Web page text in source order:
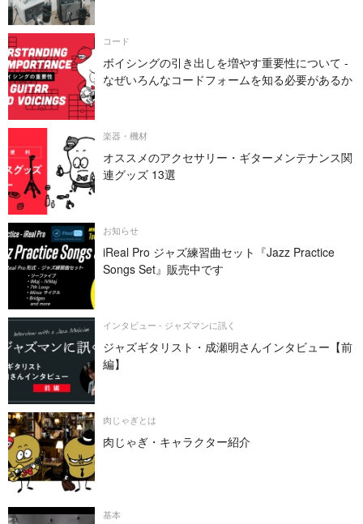
コード
ボイシングの引き出しを増やす重要性について -
なぜいろんなコードフォームを知る必要があるか
楽器・機材
オススメのアクセサリー・ギターメンテナンス関
連グッズ 13選
お知らせ
iReal Pro ジャズ練習曲セット『Jazz Practice
Songs Set』販売中です
インタビュー - ジャズマンに訊く
ジャズギタリスト・成瀬明さんインタビュー【前
編】
肉じゃぎとは
肉じゃぎ・キャラクター紹介
基本